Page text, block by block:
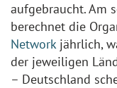
aufgebraucht. Am
berechnet die
Networkjährlich,
der jeweiligen
– Deutschland